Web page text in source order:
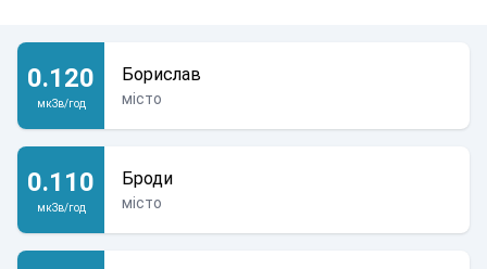
0.120
мкЗв/год
Борислав
місто
0.110
мкЗв/год
Броди
місто